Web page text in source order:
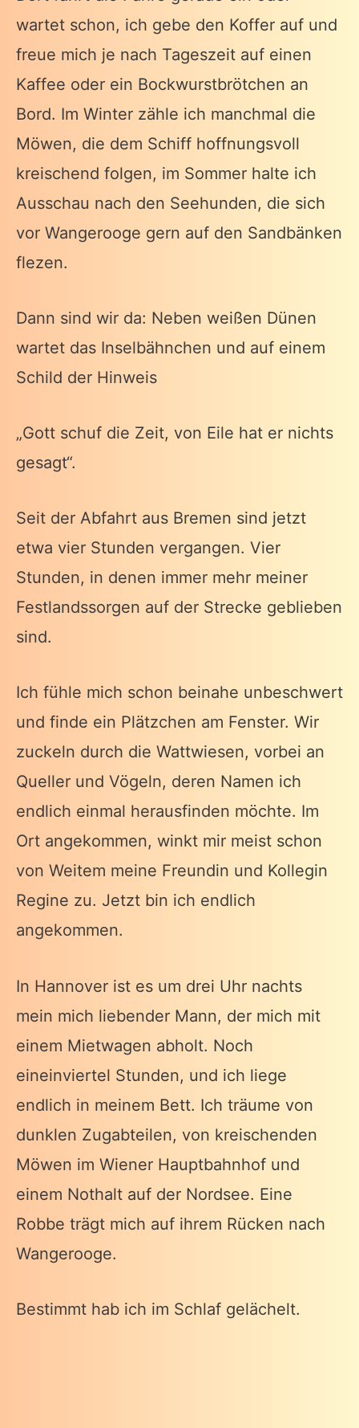
wartet schon, ich gebe den Koffer auf und
freue mich je nach Tageszeit auf einen
Kaffee oder ein Bockwurstbrötchen an
Bord. Im Winter zähle ich manchmal die
Möwen, die dem Schiff hoffnungsvoll
kreischend folgen, im Sommer halte ich
Ausschau nach den Seehunden, die sich
vor Wangerooge gern auf den Sandbänken
flezen.
Dann sind wir da: Neben weißen Dünen
wartet das Inselbähnchen und auf einem
Schild der Hinweis
„Gott schuf die Zeit, von Eile hat er nichts
gesagt“.
Seit der Abfahrt aus Bremen sind jetzt
etwa vier Stunden vergangen. Vier
Stunden, in denen immer mehr meiner
Festlandssorgen auf der Strecke geblieben
sind.
Ich fühle mich schon beinahe unbeschwert
und finde ein Plätzchen am Fenster. Wir
zuckeln durch die Wattwiesen, vorbei an
Queller und Vögeln, deren Namen ich
endlich einmal herausfinden möchte. Im
Ort angekommen, winkt mir meist schon
von Weitem meine Freundin und Kollegin
Regine zu. Jetzt bin ich endlich
angekommen.
In Hannover ist es um drei Uhr nachts
mein mich liebender Mann, der mich mit
einem Mietwagen abholt. Noch
eineinviertel Stunden, und ich liege
endlich in meinem Bett. Ich träume von
dunklen Zugabteilen, von kreischenden
Möwen im Wiener Hauptbahnhof und
einem Nothalt auf der Nordsee. Eine
Robbe trägt mich auf ihrem Rücken nach
Wangerooge.
Bestimmt hab ich im Schlaf gelächelt.